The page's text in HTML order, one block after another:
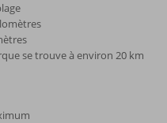
se trouve à environ 20 km